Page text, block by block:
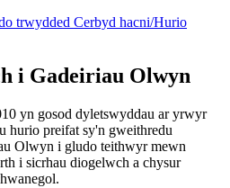
trwydded Cerbyd hacni/Hurio
i Gadeiriau Olwyn
yn gosod dyletswyddau ar yrwyr
hurio preifat sy'n gweithredu
Olwyn i gludo teithwyr mewn
i sicrhau diogelwch a chysur